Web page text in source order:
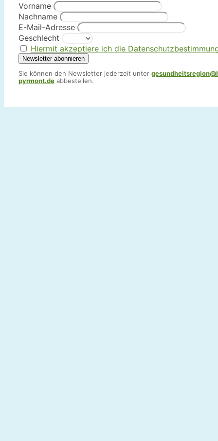
Vorname
Nachname
E-Mail-Adresse
Geschlecht
Hiermit akzeptiere ich die
Sie können den Newsletter jederzeit unter
pyrmont.de abbestellen.